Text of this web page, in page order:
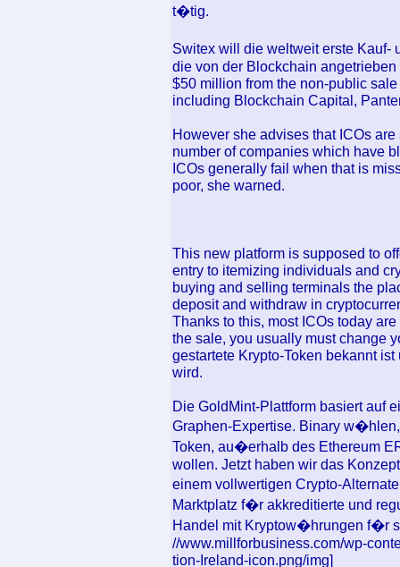
t�tig.
Switex will die weltweit erste
die von der Blockchain
$50 million from the non-public
including Blockchain Capital,
However she advises that ICOs
number of companies which have
ICOs generally fail when that is
poor, she warned.
This new platform is supposed to
entry to itemizing individuals and
buying and selling terminals the
deposit and withdraw in
Thanks to this, most ICOs today
the sale, you usually must change
gestartete Krypto-Token bekannt
wird.
Die GoldMint-Plattform basiert auf
Graphen-Expertise. Binary
Token, au�erhalb des Ethereum
wollen. Jetzt haben wir das
einem vollwertigen Crypto-
Marktplatz f�r akkreditierte und
Handel mit Kryptow�hrungen f�r
//www.millforbusiness.com/wp-
tion-Ireland-icon.png/img]